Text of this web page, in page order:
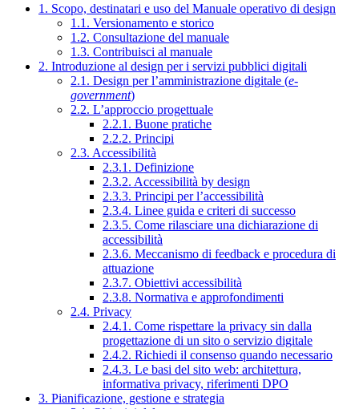
1. Scopo, destinatari e uso del Manuale operativo di design
1.1. Versionamento e storico
1.2. Consultazione del manuale
1.3. Contribuisci al manuale
2. Introduzione al design per i servizi pubblici digitali
2.1. Design per l’amministrazione digitale (e-
government)
2.2. L’approccio progettuale
2.2.1. Buone pratiche
2.2.2. Principi
2.3. Accessibilità
2.3.1. Definizione
2.3.2. Accessibilità by design
2.3.3. Principi per l’accessibilità
2.3.4. Linee guida e criteri di successo
2.3.5. Come rilasciare una dichiarazione di
accessibilità
2.3.6. Meccanismo di feedback e procedura di
attuazione
2.3.7. Obiettivi accessibilità
2.3.8. Normativa e approfondimenti
2.4. Privacy
2.4.1. Come rispettare la privacy sin dalla
progettazione di un sito o servizio digitale
2.4.2. Richiedi il consenso quando necessario
2.4.3. Le basi del sito web: architettura,
informativa privacy, riferimenti DPO
3. Pianificazione, gestione e strategia